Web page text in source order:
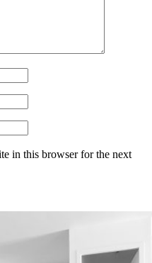
in this browser for the next